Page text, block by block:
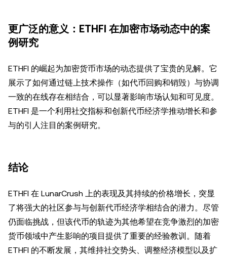
更广泛的意义：ETHFI 在加密市场动态中的案
例研究
ETHFI 的崛起为加密货币市场的动态提供了宝贵的见解。它
展示了如何通过链上技术操作（如代币回购和销毁）与协调
一致的在线存在相结合，可以显著影响市场认知和可见度。
ETHFI 是一个利用社交指标和创新代币经济学推动增长和参
与的引人注目的案例研究。
结论
ETHFI 在 LunarCrush 上的表现及其持续的价格增长，突显
了将强大的社区参与与创新代币经济学相结合的潜力。尽管
仍面临挑战，但该代币的轨迹为其他希望在竞争激烈的加密
货币领域中产生影响的项目提供了重要的经验教训。随着
ETHFI 的不断发展，其维持社交势头、调整经济模型以及扩